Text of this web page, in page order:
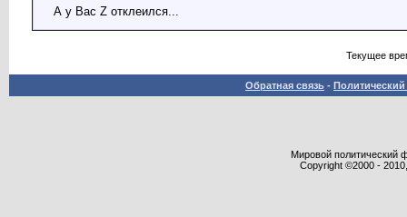
А у Вас Z отклеился...
Текущее
Обратная связь -
Мировой политический
Copyright ©2000 -